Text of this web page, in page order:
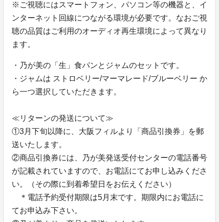
※ご視聴にはスマートフォン、パソコン等の機器と、イ
ンターネット回線につながる環境が必要です。なおご視
聴の品質はご利用のオーディオ再生環境によって異なり
ます。
・乃が美の「生」食パンとジャムのセットです。
・ジャムは ストロベリー/マーマレード/ブルーベリー か
ら一つ選択していただきます。
≪リターンの発送について≫
①3月下旬以降に、大阪フィルより「商品引換券」を郵
送いたします。
②商品引換券には、乃が美発送受付センターの電話番号
が記載されていますので、お電話にてお申し込みくださ
い。（その際に到着希望日をお伝えください）
＊電話予約受付期限は5月末です。期限内にお電話に
てお申込み下さい。